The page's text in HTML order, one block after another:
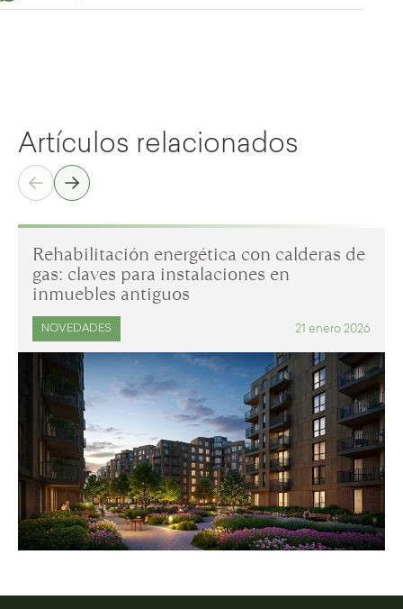
Artículos relacionados
Rehabilitación energética con calderas de
gas: claves para instalaciones en
inmuebles antiguos
NOVEDADES 21 enero 2026